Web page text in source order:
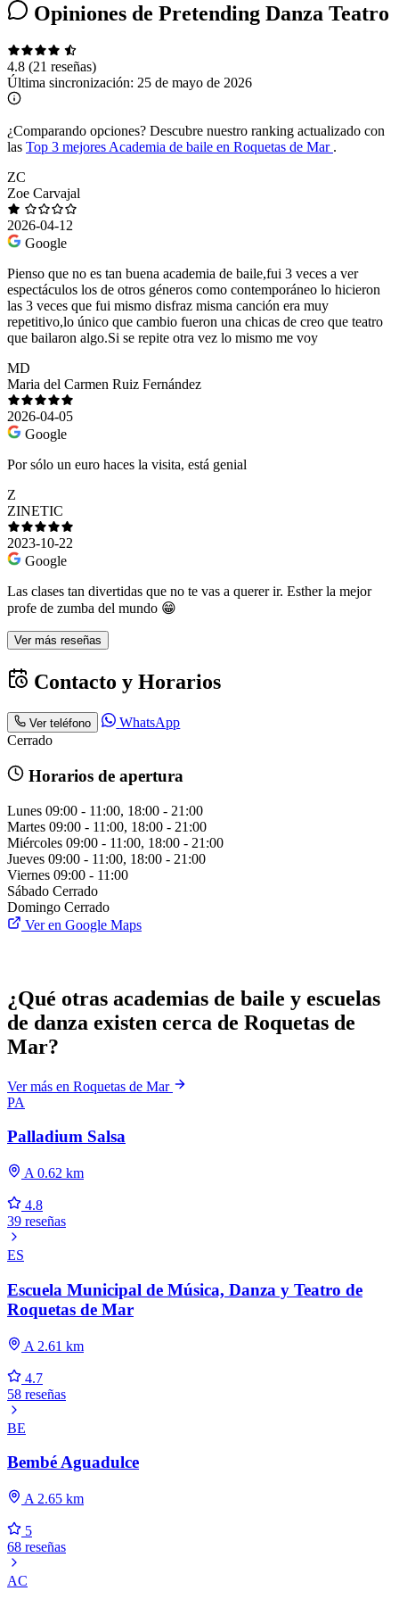
Opiniones de Pretending Danza Teatro
4.8 (21 reseñas)
Última sincronización: 25 de mayo de 2026
¿Comparando opciones? Descubre nuestro ranking actualizado con
las Top 3 mejores Academia de baile en Roquetas de Mar .
ZC
Zoe Carvajal
2026-04-12
Google
Pienso que no es tan buena academia de baile,fui 3 veces a ver
espectáculos los de otros géneros como contemporáneo lo hicieron
las 3 veces que fui mismo disfraz misma canción era muy
repetitivo,lo único que cambio fueron una chicas de creo que teatro
que bailaron algo.Si se repite otra vez lo mismo me voy
MD
Maria del Carmen Ruiz Fernández
2026-04-05
Google
Por sólo un euro haces la visita, está genial
Z
ZINETIC
2023-10-22
Google
Las clases tan divertidas que no te vas a querer ir. Esther la mejor
profe de zumba del mundo 😁
Ver más reseñas
Contacto y Horarios
Ver teléfono
WhatsApp
Cerrado
Horarios de apertura
Lunes 09:00 - 11:00, 18:00 - 21:00
Martes 09:00 - 11:00, 18:00 - 21:00
Miércoles 09:00 - 11:00, 18:00 - 21:00
Jueves 09:00 - 11:00, 18:00 - 21:00
Viernes 09:00 - 11:00
Sábado Cerrado
Domingo Cerrado
Ver en Google Maps
¿Qué otras academias de baile y escuelas
de danza existen cerca de Roquetas de
Mar?
Ver más en Roquetas de Mar
PA
Palladium Salsa
A 0.62 km
4.8
39 reseñas
ES
Escuela Municipal de Música, Danza y Teatro de
Roquetas de Mar
A 2.61 km
4.7
58 reseñas
BE
Bembé Aguadulce
A 2.65 km
5
68 reseñas
AC